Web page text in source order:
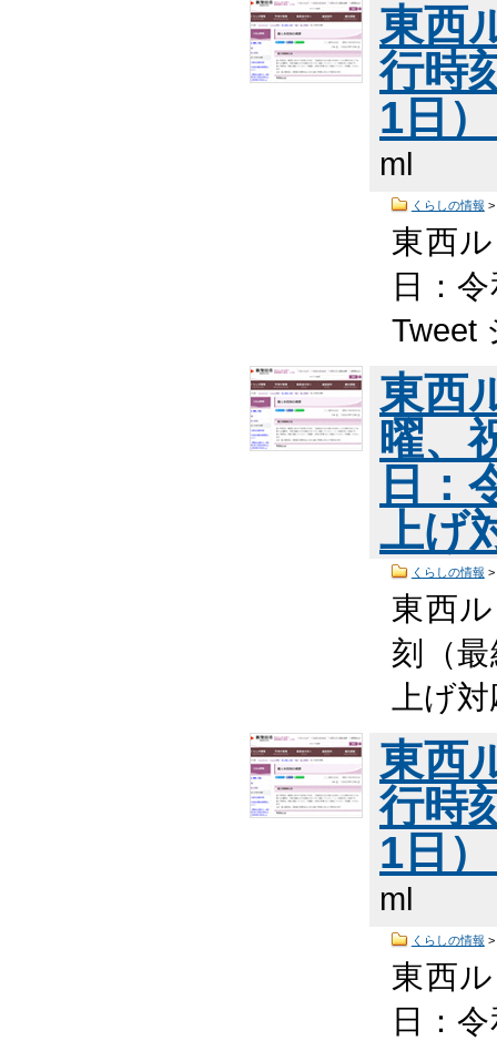
東西
行時
1日
ml
くらしの情報 >
東西
日：
東西
曜、
日：
上げ
くらしの情報 >
東西
刻（
上げ
東西
行時
1日
ml
くらしの情報 >
東西
日：